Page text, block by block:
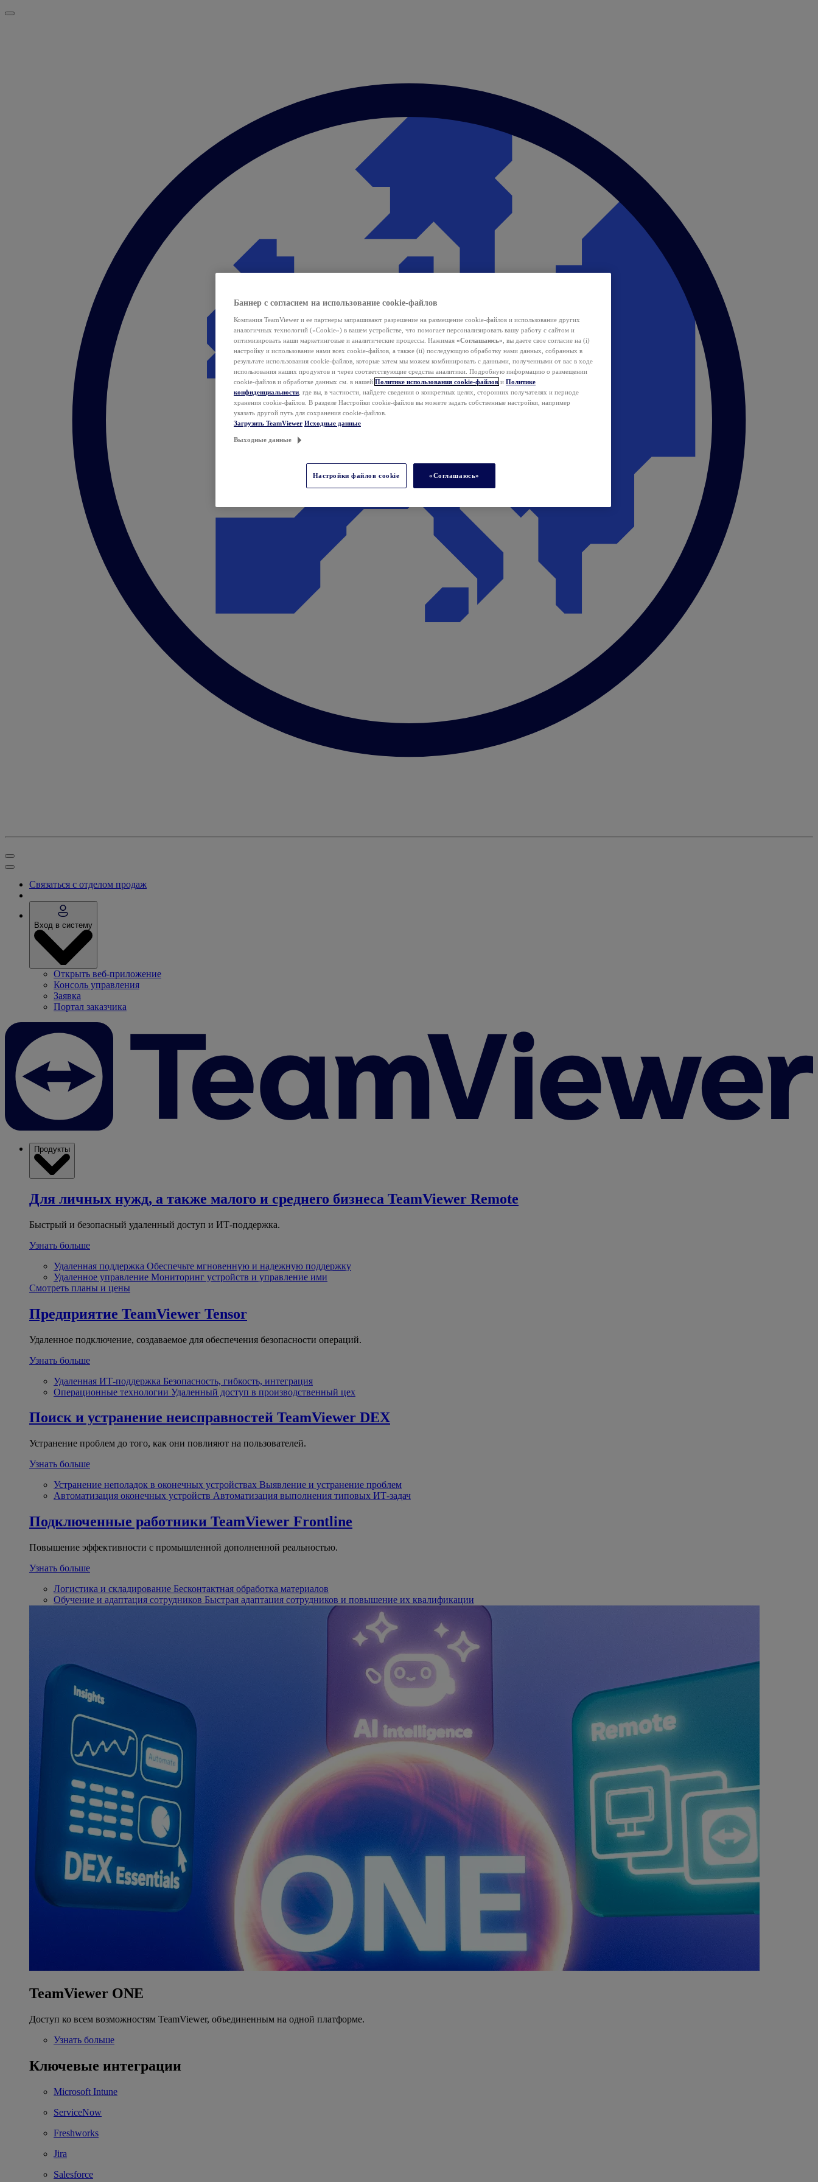
Связаться с отделом продаж
Вход в систему
Открыть веб-приложение
Консоль управления
Заявка
Портал заказчика
Продукты
Для личных нужд, а также малого и среднего бизнеса TeamViewer Remote
Быстрый и безопасный удаленный доступ и ИТ-поддержка.
Узнать больше
Удаленная поддержка Обеспечьте мгновенную и надежную поддержку
Удаленное управление Мониторинг устройств и управление ими
Смотреть планы и цены
Предприятие TeamViewer Tensor
Удаленное подключение, создаваемое для обеспечения безопасности операций.
Узнать больше
Удаленная ИТ-поддержка Безопасность, гибкость, интеграция
Операционные технологии Удаленный доступ в производственный цех
Поиск и устранение неисправностей TeamViewer DEX
Устранение проблем до того, как они повлияют на пользователей.
Узнать больше
Устранение неполадок в оконечных устройствах Выявление и устранение проблем
Автоматизация оконечных устройств Автоматизация выполнения типовых ИТ-задач
Подключенные работники TeamViewer Frontline
Повышение эффективности с промышленной дополненной реальностью.
Узнать больше
Логистика и складирование Бесконтактная обработка материалов
Обучение и адаптация сотрудников Быстрая адаптация сотрудников и повышение их квалификации
TeamViewer ONE
Доступ ко всем возможностям TeamViewer, объединенным на одной платформе.
Узнать больше
Ключевые интеграции
Microsoft Intune
ServiceNow
Freshworks
Jira
Salesforce
Баннер с согласием на использование cookie-файлов
Компания TeamViewer и ее партнеры запрашивают разрешение на размещение cookie-файлов и использование других
аналогичных технологий («Cookie») в вашем устройстве, что помогает персонализировать вашу работу с сайтом и
оптимизировать наши маркетинговые и аналитические процессы. Нажимая «Соглашаюсь» , вы даете свое согласие на (i)
настройку и использование нами всех cookie-файлов, а также (ii) последующую обработку нами данных, собранных в
результате использования cookie-файлов, которые затем мы можем комбинировать с данными, полученными от вас в ходе
использования наших продуктов и через соответствующие средства аналитики. Подробную информацию о размещении
cookie-файлов и обработке данных см. в нашей Политике использования cookie-файлов и Политике
конфиденциальности , где вы, в частности, найдете сведения о конкретных целях, сторонних получателях и периоде
хранения cookie-файлов. В разделе Настройки cookie-файлов вы можете задать собственные настройки, например
указать другой путь для сохранения cookie-файлов.
Загрузить TeamViewer Исходные данные
Выходные данные
Настройки файлов cookie «Соглашаюсь»